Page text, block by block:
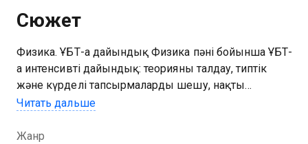
Сюжет
Физика. ҰБТ-ға дайындық Физика пәні бойынша ҰБТ-
ға интенсивті дайындық: теорияны талдау, типтік
және күрделі тапсырмаларды шешу, нақты
нұсқалар бойынша жаттығу. Нақты түсіндірмелер
форматтағы сұрақтарды сенімді орындауға
Читать дальше
Жанр